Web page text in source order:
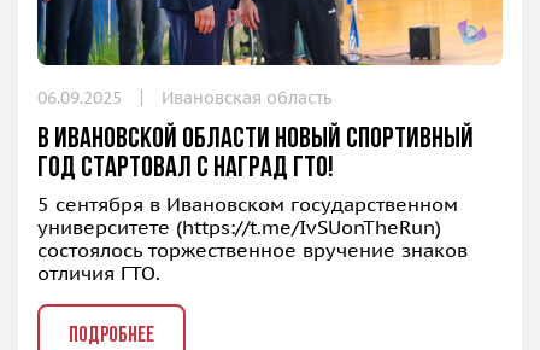
06.09.2025 Ивановская область
В Ивановской области новый спортивный
год стартовал с наград ГТО!
5 сентября в Ивановском государственном
университете (https://t.me/IvSUonTheRun)
состоялось торжественное вручение знаков
отличия ГТО.
ПОДРОБНЕЕ